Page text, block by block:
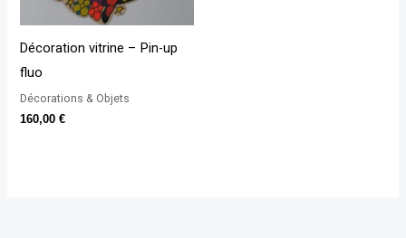
Décoration vitrine – Pin-up
fluo
Décorations & Objets
160,00€